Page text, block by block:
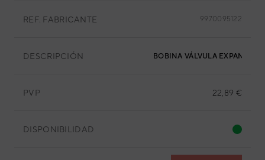
REF. FABRICANTE 9970095122
DESCRIPCIÓN BOBINA VÁLVULA EXPANSIÓN
PVP 22,89 €
DISPONIBILIDAD